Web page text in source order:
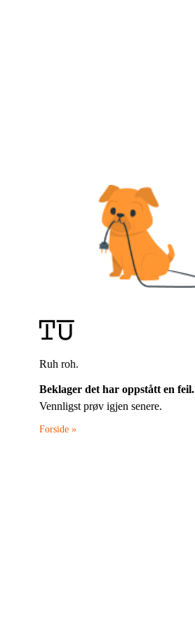
Ruh roh.
Beklager det har oppstått en feil.
Vennligst prøv igjen senere.
Forside »